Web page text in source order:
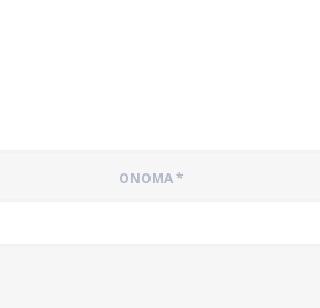
ΌΝΟΜΑ*